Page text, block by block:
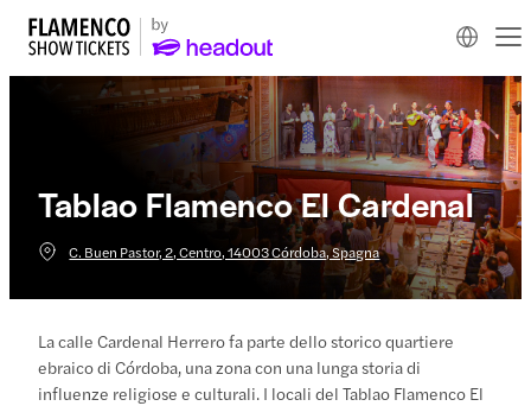
Tablao Flamenco El Cardenal
C. Buen Pastor, 2, Centro, 14003 Córdoba, Spagna
La calle Cardenal Herrero fa parte dello storico quartiere
ebraico di Córdoba, una zona con una lunga storia di
influenze religiose e culturali. I locali del Tablao Flamenco El